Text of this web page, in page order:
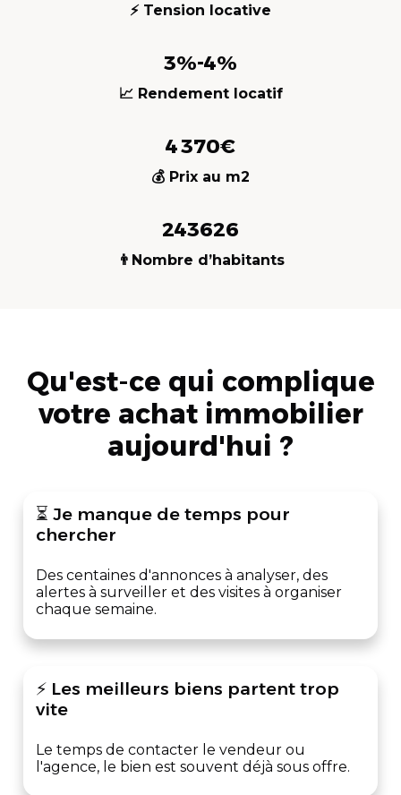
⚡ Tension locative
3%-4%
📈 Rendement locatif
4 370€
💰 Prix au m2
243626
👨Nombre d’habitants
Qu'est-ce qui complique
votre achat immobilier
aujourd'hui ?
⏳ Je manque de temps pour
chercher
Des centaines d'annonces à analyser, des
alertes à surveiller et des visites à organiser
chaque semaine.
⚡ Les meilleurs biens partent trop
vite
Le temps de contacter le vendeur ou
l'agence, le bien est souvent déjà sous offre.